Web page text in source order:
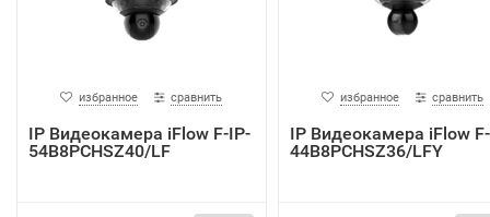
избранное сравнить
IP Видеокамера iFlow F-IP-
54B8PCHSZ40/LF
избранное сравнить
IP Видеокамера iFlow
44B8PCHSZ36/LFY